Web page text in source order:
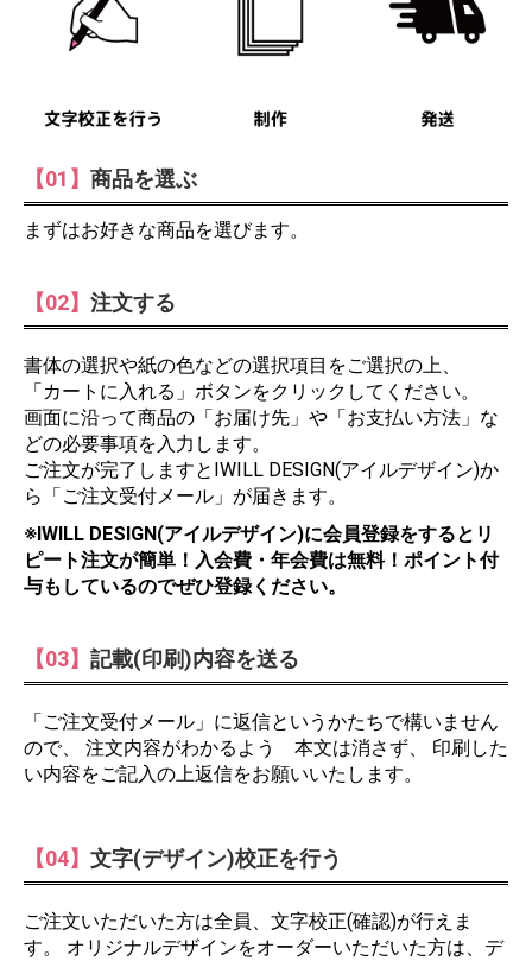
【01】 商品を選ぶ
まずはお好きな商品を選びます。
【02】 注文する
書体の選択や紙の色などの選択項目をご選択の上、
「カートに入れる」ボタンをクリックしてください。
画面に沿って商品の「お届け先」や「お支払い方法」な
どの必要事項を入力します。
ご注文が完了しますとIWILL DESIGN(アイルデザイン)か
ら「ご注文受付メール」が届きます。
※IWILL DESIGN(アイルデザイン)に会員登録をするとリ
ピート注文が簡単！入会費・年会費は無料！ポイント付
与もしているのでぜひ登録ください。
【03】 記載(印刷)内容を送る
「ご注文受付メール」に返信というかたちで構いません
ので、 注文内容がわかるよう 本文は消さず、 印刷した
い内容をご記入の上返信をお願いいたします。
【04】 文字(デザイン)校正を行う
ご注文いただいた方は全員、文字校正(確認)が行えま
す。 オリジナルデザインをオーダーいただいた方は、デ